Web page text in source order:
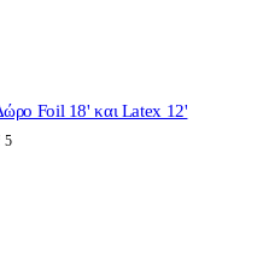
Foil 18' και Latex 12'
5